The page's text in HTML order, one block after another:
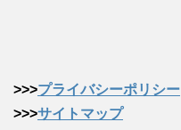
>>>プライバシーポリシー
>>>サイトマップ